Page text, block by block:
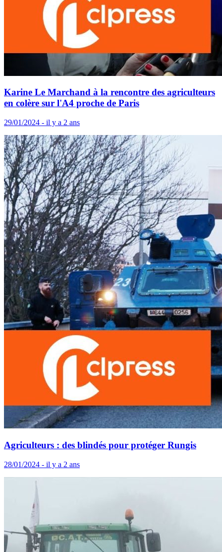
Karine Le Marchand à la rencontre des agriculteurs
en colère sur l'A4 proche de Paris
29/01/2024 - il y a 2 ans
Agriculteurs : des blindés pour protéger Rungis
28/01/2024 - il y a 2 ans